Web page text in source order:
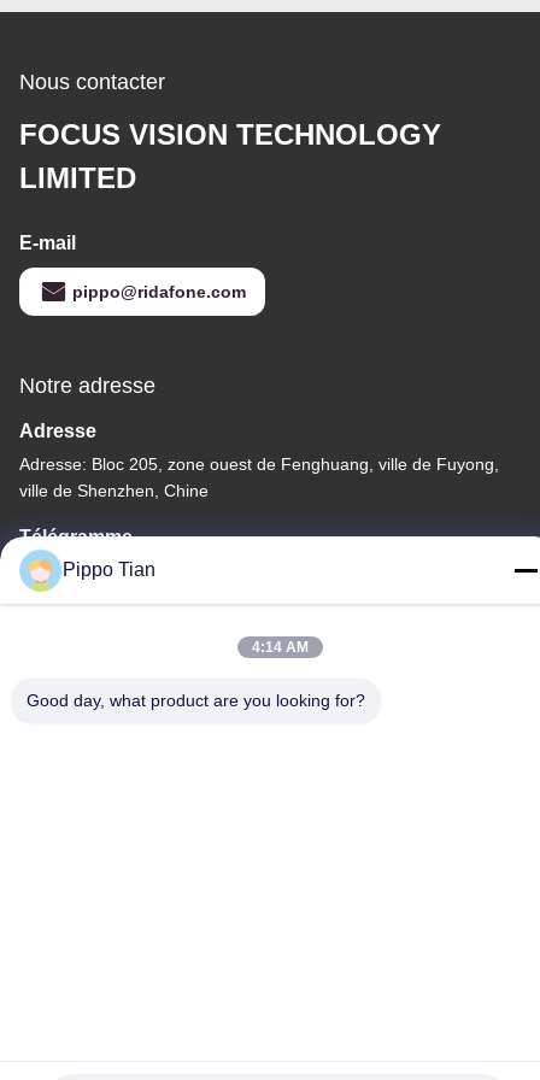
Nous contacter
FOCUS VISION TECHNOLOGY
LIMITED
E-mail
pippo@ridafone.com
Notre adresse
Adresse
Adresse: Bloc 205, zone ouest de Fenghuang, ville de Fuyong,
ville de Shenzhen, Chine
Télégramme
86--13590447319
Politique de confidentialité |
Pippo Tian
4:14 AM
Good day, what product are you looking for?